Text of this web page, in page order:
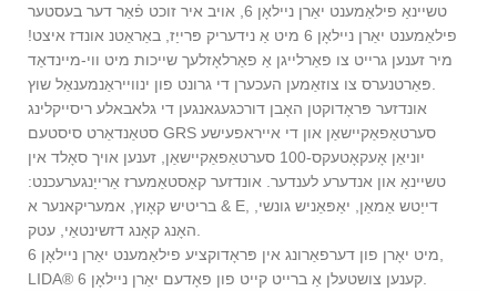
טשיינאַ פילאַמענט יאַרן ניילאָן 6, אויב איר זוכט פֿאַר דער בעסטער
פילאַמענט יאַרן ניילאָן 6 מיט אַ נידעריק פּרייַז, באַראַטנ אונדז איצט!
מיר זענען גרייט צו פאַרלייגן אַ פאַרלאָזלעך שייכות מיט ווי-מיינדאַד
אונדזער פּראָדוקטן האָבן דורכגעגאנגען די גלאבאלע ריסייקלינג
סטאַנדאַרט סיסטעם GRS סערטאַפאַקיישאַן און די אייראפעישע
יוניאַן אָעקאָטעקס-100 סערטאַפאַקיישאַן, זענען אויך סאָלד אין
טשיינאַ און אנדערע לענדער. אונדזער קאַסטאַמערז אַרייַנגערעכנט:
בריטיש קאָוץ, אמעריקאנער א & E, דייַטש אַמאַן, יאַפּאַניש גונשי,
מיט יאָרן פון דערפאַרונג אין פּראָדוקציע פילאַמענט יאַרן ניילאָן 6,